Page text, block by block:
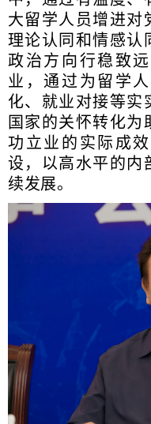
大留学人员增进对
理论认同和情感认
政治方向行稳致
业，通过为留学
化、就业对接等实
国家的关怀转化为
功立业的实际成
设，以高水平的内
续发展。